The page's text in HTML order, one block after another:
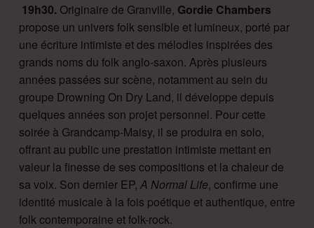
19h30. Originaire de Granville, Gordie Chambers
propose un univers folk sensible et lumineux, porté par
une écriture intimiste et des mélodies inspirées des
grands noms du folk anglo-saxon. Après plusieurs
années passées sur scène, notamment au sein du
groupe Drowning On Dry Land, il développe depuis
quelques années son projet personnel. Pour cette
soirée à Grandcamp-Maisy, il se produira en solo,
offrant au public une prestation intimiste mettant en
valeur la finesse de ses compositions et la chaleur de
sa voix. Son dernier EP, A Normal Life, confirme une
identité musicale à la fois poétique et authentique, entre
folk contemporaine et folk-rock.